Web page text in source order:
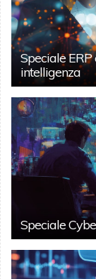
Speciale
intelligenza
Speciale